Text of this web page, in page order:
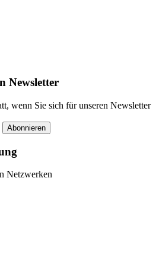
Newsletter
wenn Sie sich für unseren Newsletter
Abonnieren
Netzwerken